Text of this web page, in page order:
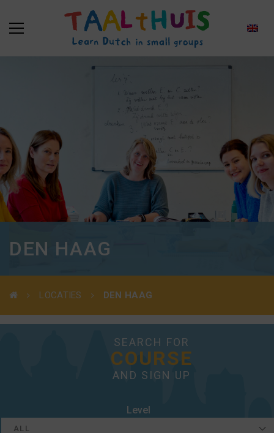
DEN HAAG
LOCATIES DEN HAAG
SEARCH FOR
COURSE
AND SIGN UP
Level